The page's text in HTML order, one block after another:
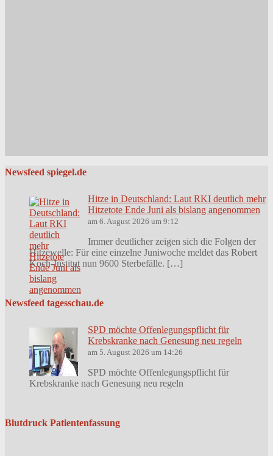
Newsfeed spiegel.de
Hitze in Deutschland: Laut RKI deutlich mehr
Hitzetote Ende Juni als bislang angenommen
am 6. August 2026 um 9:12
Immer deutlicher zeigen sich die Folgen der
Hitzewelle: Für eine einzelne Juniwoche meldet das Robert
Koch-Institut nun 9600 Sterbefälle. […]
Newsfeed tagesschau.de
SPD möchte Offenlegungspflicht für
Krebskranke nach Genesung neu regeln
am 5. August 2026 um 14:26
SPD möchte Offenlegungspflicht für
Krebskranke nach Genesung neu regeln
Blutdruck Patientenfassung